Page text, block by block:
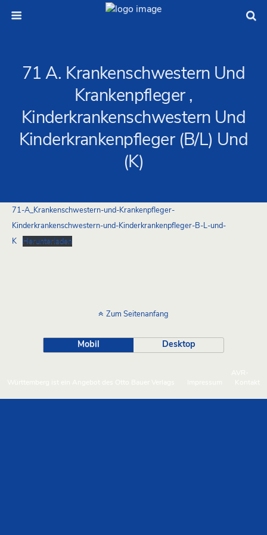
71 A. Krankenschwestern Und
Krankenpfleger ,
Kinderkrankenschwestern Und
Kinderkrankenpfleger (B/L) Und
(K)
71-A_Krankenschwestern-und-Krankenpfleger-
Kinderkrankenschwestern-und-Kinderkrankenpfleger-B-L-und-
K
Herunterladen
Zum Seitenanfang
Mobil Desktop
AVR-
Württemberg ist ein Angebot des Otto Bauer Verlags
Impressum Kontakt